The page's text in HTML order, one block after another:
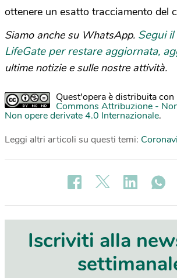
ottenere un esatto tracciamento del
Siamo anche su WhatsApp. Segui
LifeGate per restare aggiornata,
ultime notizie e sulle nostre attività.
Quest'opera è distribuita con
Commons Attribuzione -
Non opere derivate 4.0 Internazionale.
Leggi altri articoli su questi temi:
Iscriviti alla